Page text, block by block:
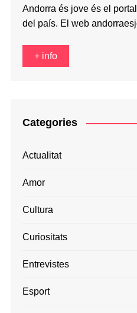
Andorra és jove és el
del país. El web
+ info
Categories
Actualitat
Amor
Cultura
Curiositats
Entrevistes
Esport